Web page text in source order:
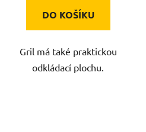
DO KOŠÍKU
Gril má také praktickou
odkládací plochu.